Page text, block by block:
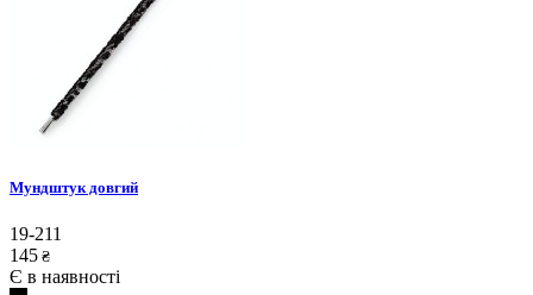
Мундштук довгий
19-211
145 ₴
Є в наявності